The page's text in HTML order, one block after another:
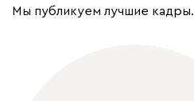
Мы публикуем лучшие кадры.